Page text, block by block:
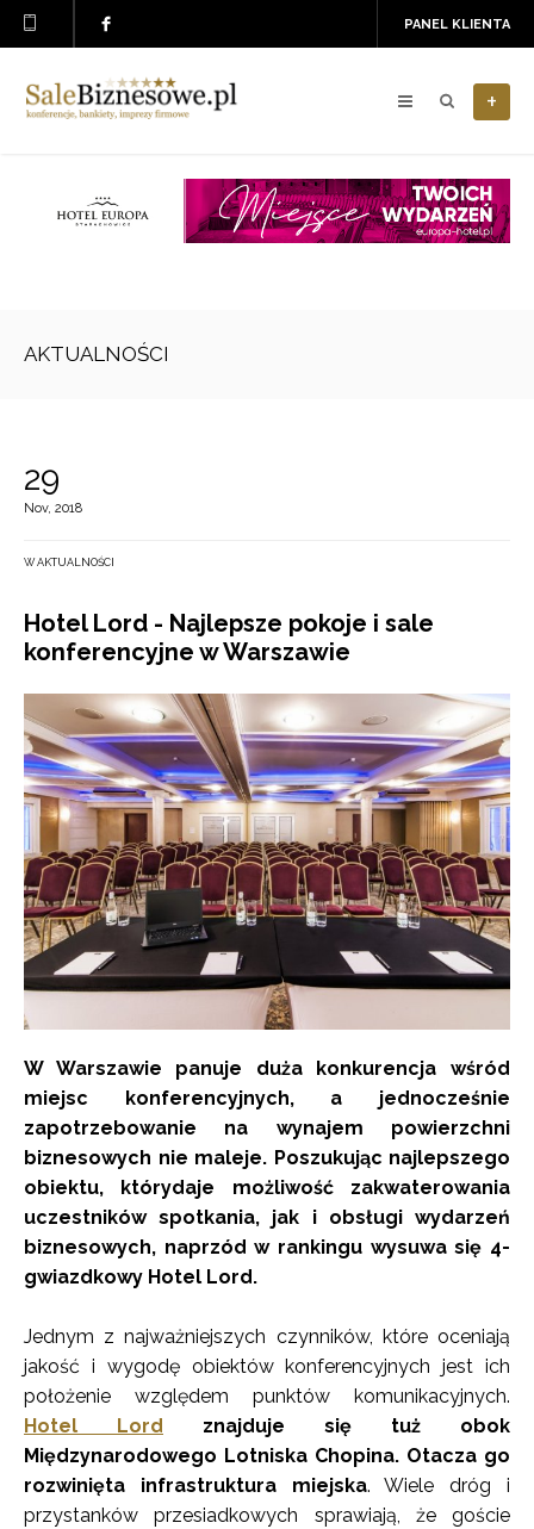
PANEL KLIENTA
+
AKTUALNOŚCI
29
Nov, 2018
W AKTUALNOŚCI
Hotel Lord - Najlepsze pokoje i sale
konferencyjne w Warszawie
W Warszawie panuje duża konkurencja wśród
miejsc konferencyjnych, a jednocześnie
zapotrzebowanie na wynajem powierzchni
biznesowych nie maleje. Poszukując najlepszego
obiektu, którydaje możliwość zakwaterowania
uczestników spotkania, jak i obsługi wydarzeń
biznesowych, naprzód w rankingu wysuwa się 4-
gwiazdkowy Hotel Lord.
Jednym z najważniejszych czynników, które oceniają
jakość i wygodę obiektów konferencyjnych jest ich
położenie względem punktów komunikacyjnych.
Hotel Lord
znajduje się tuż obok
Międzynarodowego Lotniska Chopina. Otacza go
rozwinięta infrastruktura miejska. Wiele dróg i
przystanków przesiadkowych sprawiają, że goście